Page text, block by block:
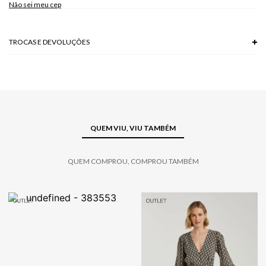
Não sei meu cep
TROCAS E DEVOLUÇÕES
QUEM VIU, VIU TAMBÉM
QUEM COMPROU, COMPROU TAMBÉM